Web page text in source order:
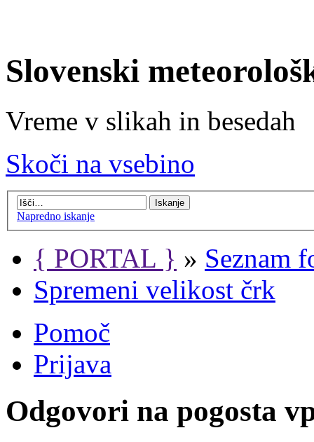
Slovenski
Vreme v slikah in besedah
Skoči na vsebino
Napredno iskanje
{ PORTAL } » Seznam
Spremeni velikost črk
Pomoč
Prijava
Odgovori na pogosta